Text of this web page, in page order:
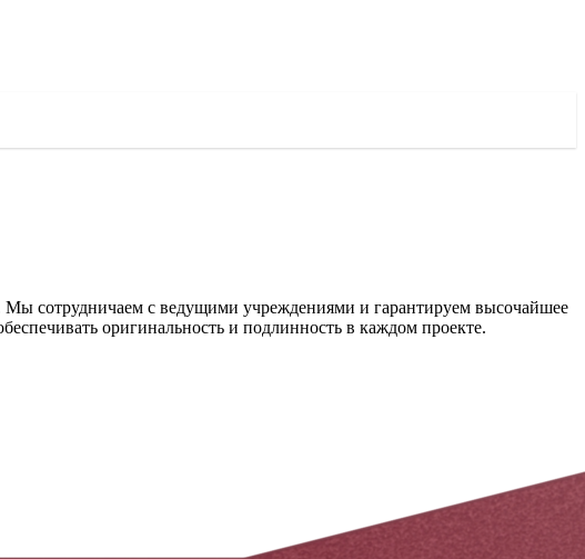
Мы сотрудничаем с ведущими учреждениями и гарантируем высочайшее
оригинальность и подлинность в каждом проекте.